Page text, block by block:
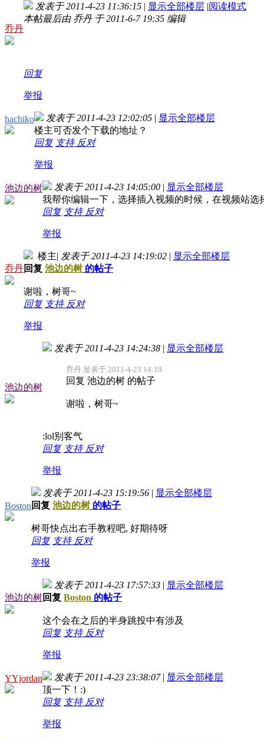
乔丹
发表于 2011-4-23 11:36:15 | 显示全部楼层 |阅读模式
本帖最后由 乔丹 于 2011-6-7 19:35 编辑
回复
举报
hachiko 发表于 2011-4-23 12:02:05 | 显示全部楼层
楼主可否发个下载的地址？
回复 支持 反对
举报
池边的树 发表于 2011-4-23 14:05:00 | 显示全部楼层
我帮你编辑一下，选择插入视频的时候，在视频站选
回复 支持 反对
举报
乔丹
楼主| 发表于 2011-4-23 14:19:02 | 显示全部楼层
回复 池边的树的帖子
谢啦，树哥~
回复 支持 反对
举报
池边的树
发表于 2011-4-23 14:24:38 | 显示全部楼层
乔丹 发表于 2011-4-23 14:19
回复 池边的树 的帖子
谢啦，树哥~
:lol别客气
回复 支持 反对
举报
Boston
发表于 2011-4-23 15:19:56 | 显示全部楼层
回复 池边的树的帖子
树哥快点出右手教程吧, 好期待呀
回复 支持 反对
举报
池边的树
发表于 2011-4-23 17:57:33 | 显示全部楼层
回复 Boston 的帖子
这个会在之后的半身跳投中有涉及
回复 支持 反对
举报
YYjordan 发表于 2011-4-23 23:38:07 | 显示全部楼层
顶一下！:)
回复 支持 反对
举报